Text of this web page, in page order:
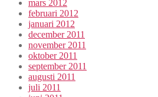
mars 2012
februari 2012
januari 2012
december 2011
november 2011
oktober 2011
september 2011
augusti 2011
juli 2011